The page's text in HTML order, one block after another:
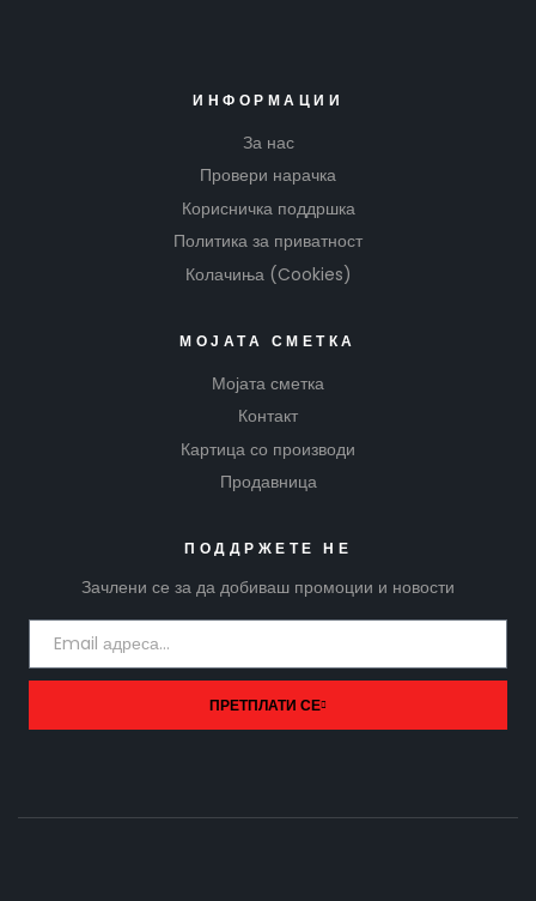
ИНФОРМАЦИИ
За нас
Провери нарачка
Корисничка поддршка
Политика за приватност
Колачиња (Cookies)
МОЈАТА СМЕТКА
Мојата сметка
Контакт
Картица со производи
Продавница
ПОДДРЖЕТЕ НЕ
Зачлени се за да добиваш промоции и новости
ПРЕТПЛАТИ СЕ